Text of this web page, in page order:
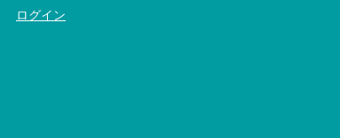
ログイン